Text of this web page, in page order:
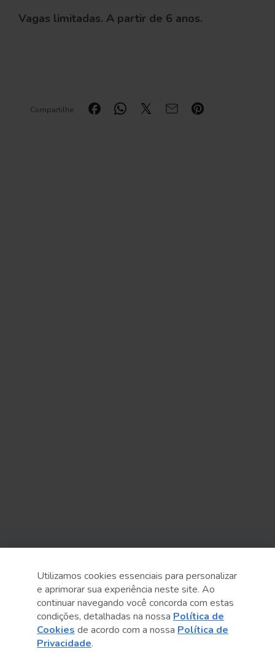
Compartilhe:
Vagas limitadas. A partir de 6 anos.
Central de Relacionamento
Transparência
Código de Conduta e Ética
Utilizamos cookies essenciais para personalizar
e aprimorar sua experiência neste site. Ao
continuar navegando você concorda com estas
condições, detalhadas na nossa Política de
Cookies de acordo com a nossa Política de
Privacidade.